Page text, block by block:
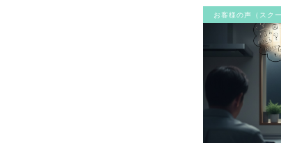
お客様の声（スクー